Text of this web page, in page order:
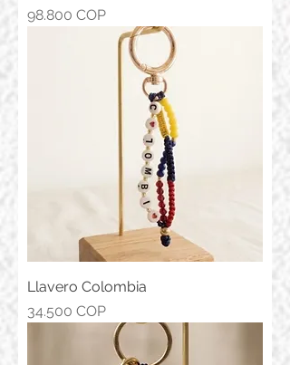
Precio
98.800 COP
Llavero Colombia
Precio
34.500 COP